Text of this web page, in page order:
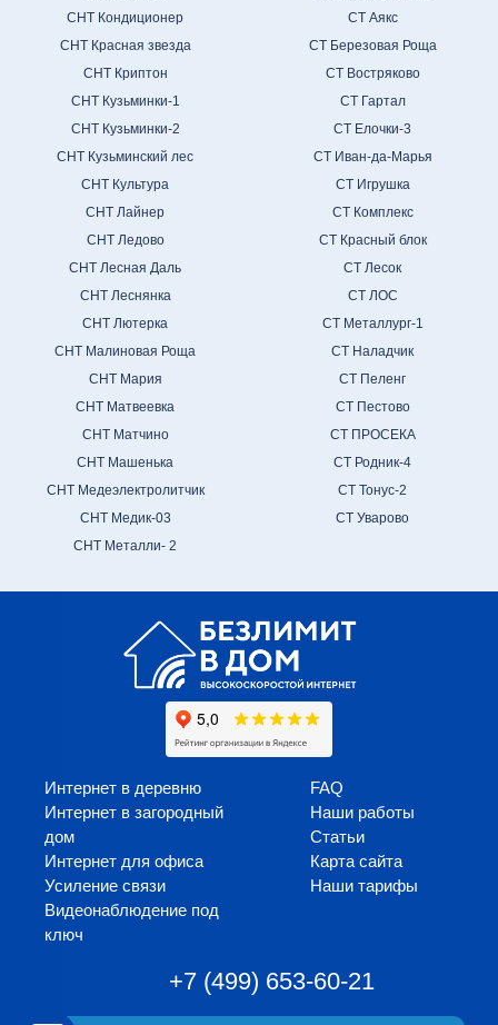
СНТ Кондиционер
СНТ Красная звезда
СНТ Криптон
СНТ Кузьминки-1
СНТ Кузьминки-2
СНТ Кузьминский лес
СНТ Культура
СНТ Лайнер
СНТ Ледово
СНТ Лесная Даль
СНТ Леснянка
СНТ Лютерка
СНТ Малиновая Роща
СНТ Мария
СНТ Матвеевка
СНТ Матчино
СНТ Машенька
СНТ Медеэлектролитчик
СНТ Медик-03
СНТ Металли- 2
СТ Аякс
СТ Березовая Роща
СТ Востряково
СТ Гартал
СТ Елочки-3
СТ Иван-да-Марья
СТ Игрушка
СТ Комплекс
СТ Красный блок
СТ Лесок
СТ ЛОС
СТ Металлург-1
СТ Наладчик
СТ Пеленг
СТ Пестово
СТ ПРОСЕКА
СТ Родник-4
СТ Тонус-2
СТ Уварово
Интернет в деревню
Интернет в загородный
дом
Интернет для офиса
Усиление связи
Видеонаблюдение под
ключ
FAQ
Наши работы
Статьи
Карта сайта
Наши тарифы
+7 (499) 653-60-21